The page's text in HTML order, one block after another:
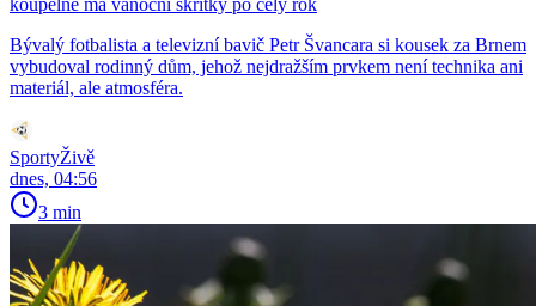
Bývalý fotbalista a televizní bavič Petr Švancara si kousek za Brnem
vybudoval rodinný dům, jehož nejdražším prvkem není technika ani
materiál, ale atmosféra.
SportyŽivě
dnes, 04:56
3 min